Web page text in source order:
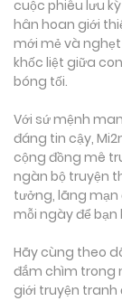
cuộc phiêu lưu
hân hoan giới
mới mẻ và
khốc liệt giữa
bóng tối.
Với sứ mệnh
đáng tin cậy,
cộng đồng mê
ngàn bộ truyện
tưởng, lãng mạn
mỗi ngày để bạn
Hãy cùng theo
đắm chìm trong
giới truyện tranh